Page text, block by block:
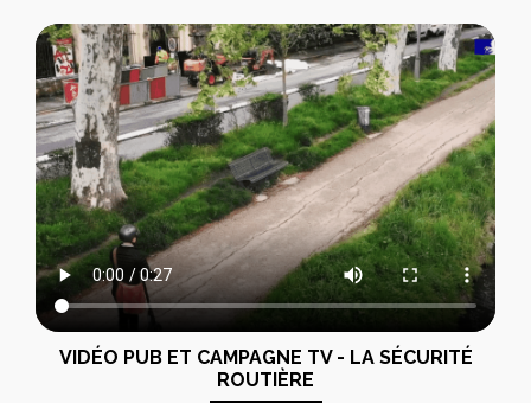
VIDÉO PUB ET CAMPAGNE TV - LA SÉCURITÉ
ROUTIÈRE